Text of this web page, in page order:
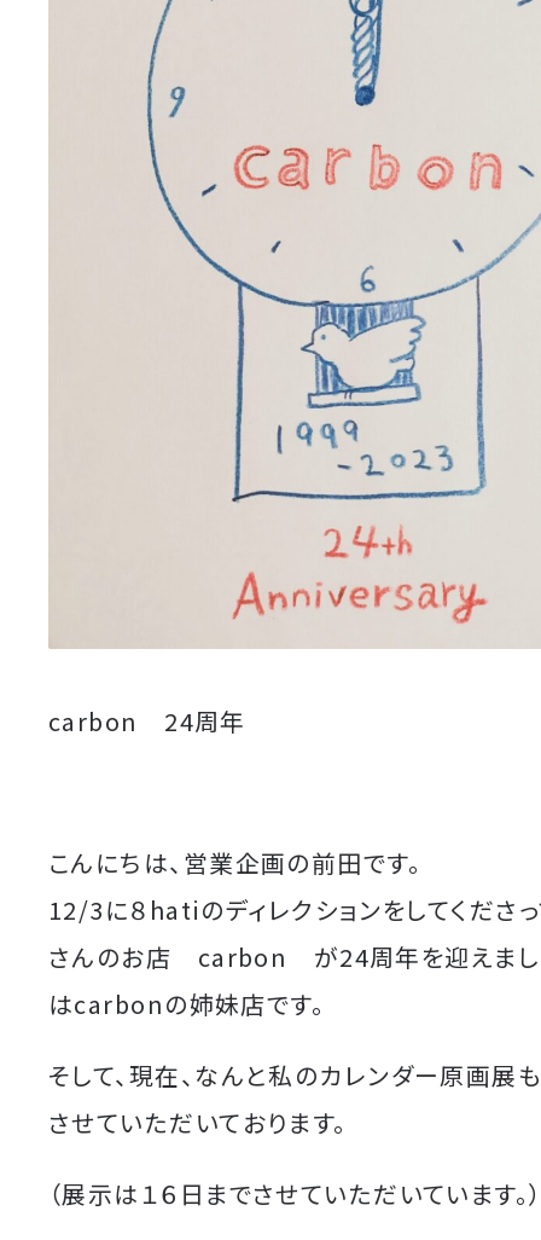
carbon 24周年
こんにちは、営業企画の前田です。
12/3に８hatiのディレクションをしてくださ
さんのお店 carbon が24周年を迎えま
はcarbonの姉妹店です。
そして、現在、なんと私のカレンダー原画展
させていただいております。
（展示は１６日までさせていただいています。